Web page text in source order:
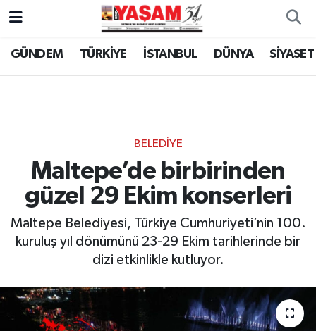
GÜNDEM TÜRKİYE İSTANBUL DÜNYA SİYASET
BELEDİYE
Maltepe’de birbirinden
güzel 29 Ekim konserleri
Maltepe Belediyesi, Türkiye Cumhuriyeti’nin 100.
kuruluş yıl dönümünü 23-29 Ekim tarihlerinde bir
dizi etkinlikle kutluyor.